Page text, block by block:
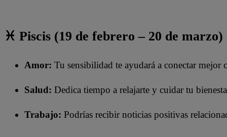
♓ Piscis (19 de febrero – 20 de marzo)
Amor: Tu sensibilidad te ayudará a conectar mejor
Salud: Dedica tiempo a relajarte y cuidar tu
Trabajo: Podrías recibir noticias positivas